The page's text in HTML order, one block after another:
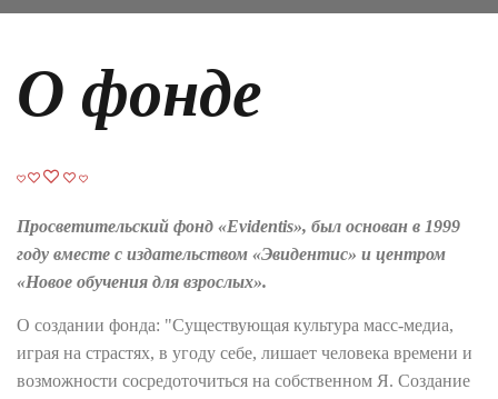
О фонде
Просветительский фонд «Evidentis», был основан в 1999
году вместе с издательством «Эвидентис» и центром
«Новое обучения для взрослых».
О создании фонда: "Существующая культура масс-медиа,
играя на страстях, в угоду себе, лишает человека времени и
возможности сосредоточиться на собственном Я. Создание